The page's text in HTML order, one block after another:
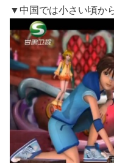
▼中国では小さい頃か